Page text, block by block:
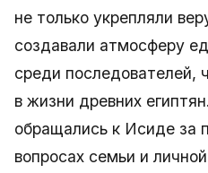
не только укрепляли
создавали атмосферу
среди последователей,
в жизни древних
обращались к Исиде за
вопросах семьи и